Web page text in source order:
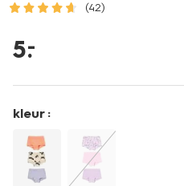
(42)
rib-
bloemen-
-3-
stuks-
lichtroze-
19300940LIGHTPINK.html
5.
–
kleur :